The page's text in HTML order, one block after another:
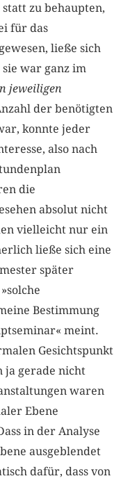
zu behaupten,
für das
ließe sich
sie war ganz im
jeweiligen
der benötigten
konnte jeder
also nach
die
absolut nicht
vielleicht nur ein
ließe sich eine
später
Bestimmung
meint.
Gesichtspunkt
ja gerade nicht
waren
Ebene
in der Analyse
ausgeblendet
dafür, dass von